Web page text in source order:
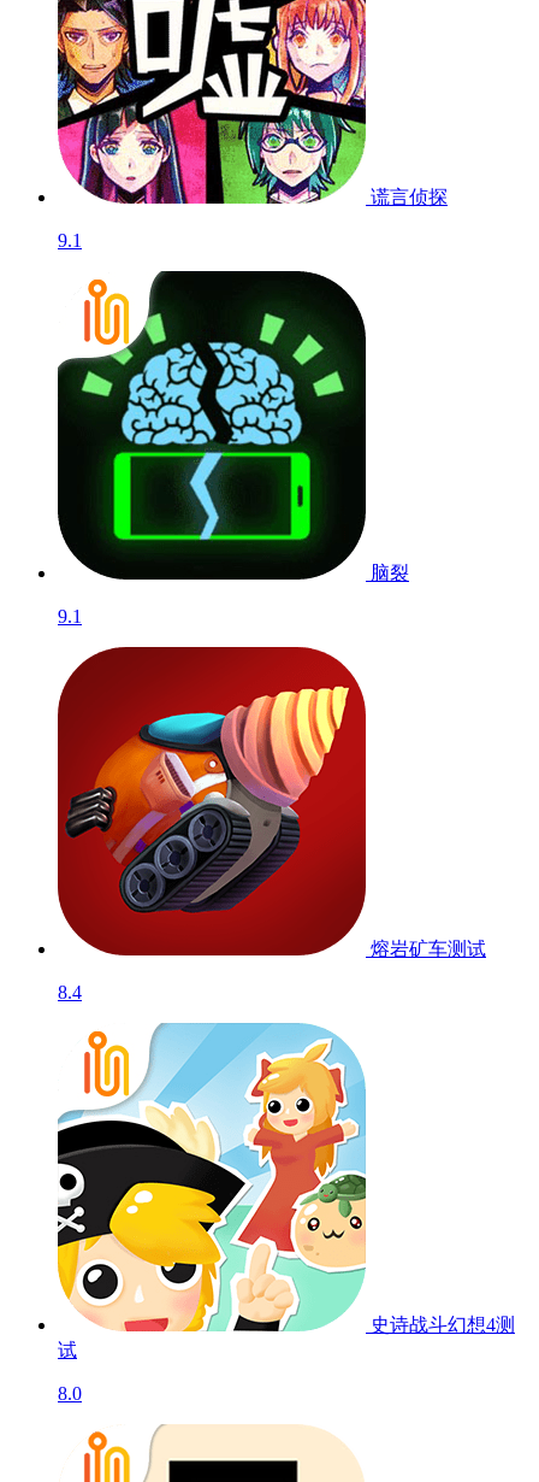
谎言侦探
9.1
脑裂
9.1
熔岩矿车测试
8.4
史诗战斗幻想4测
试
8.0